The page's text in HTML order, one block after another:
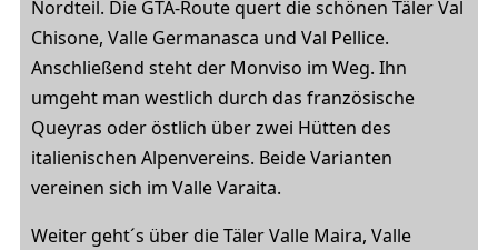
Nordteil. Die GTA-Route quert die schönen Täler Val
Chisone, Valle Germanasca und Val Pellice.
Anschließend steht der Monviso im Weg. Ihn
umgeht man westlich durch das französische
Queyras oder östlich über zwei Hütten des
italienischen Alpenvereins. Beide Varianten
vereinen sich im Valle Varaita.
Weiter geht´s über die Täler Valle Maira, Valle